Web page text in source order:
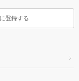
登録する